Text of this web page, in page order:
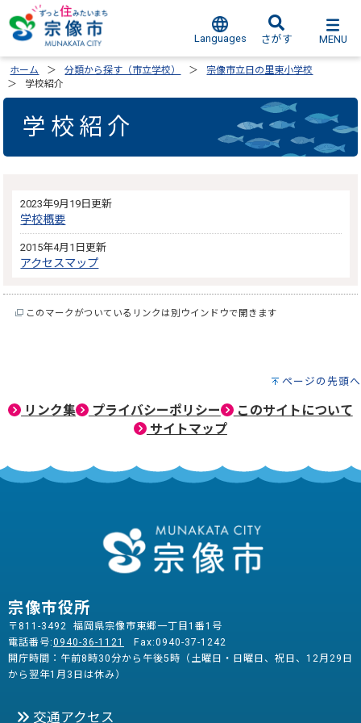
Languages さがす MENU
ホーム 分類から探す（市立学校）
宗像市立日の里東小学校
学校紹介
学校紹介
2023年9月19日更新
学校概要
2015年4月1日更新
アクセスマップ
このマークがついているリンクは別ウインドウで開きます
ページの先頭へ
リンク集 プライバシーポリシー
このサイトについて
サイトマップ
宗像市役所
〒811-3492 福岡県宗像市東郷一丁目1番1号
電話番号:0940-36-1121
Fax:0940-37-1242
開庁時間：午前8時30分から午後5時（土曜日・日曜日、祝日、12月29日
から翌年1月3日は休み）
交通アクセス